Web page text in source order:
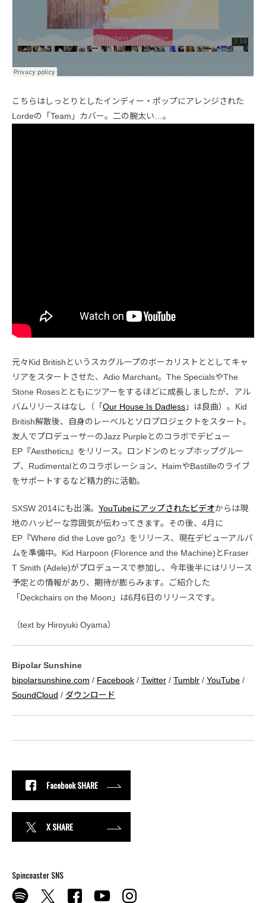
こちらはしっとりとしたインディー・ポップにアレンジされた
Lordeの「Team」カバー。二の腕太い…。
元々Kid Britishというスカグループのボーカリストととしてキャ
リアをスタートさせた、Adio Marchant。The SpecialsやThe
Stone Rosesとともにツアーをするほどに成長しましたが、アル
バムリリースはなし（「 Our House Is Dadless 」は良曲）。Kid
British解散後、自身のレーベルとソロプロジェクトをスタート。
友人でプロデューサーのJazz Purpleとのコラボでデビュー
EP『Aesthetics』をリリース。ロンドンのヒップホップグルー
プ、Rudimentalとのコラボレーション、HaimやBastilleのライブ
をサポートするなど精力的に活動。
SXSW 2014にも出演。 YouTubeにアップされたビデオからは現
地のハッピーな雰囲気が伝わってきます。その後、4月に
EP『Where did the Love go?』をリリース、現在デビューアルバ
ムを準備中。Kid Harpoon (Florence and the Machine)とFraser
T Smith (Adele)がプロデュースで参加し、今年後半にはリリース
予定との情報があり、期待が膨らみます。ご紹介した
「Deckchairs on the Moon」は6月6日のリリースです。
（text by Hiroyuki Oyama）
Bipolar Sunshine
bipolarsunshine.com / Facebook / Twitter / Tumblr / YouTube /
SoundCloud / ダウンロード
Facebook SHARE
X SHARE
Spincoaster SNS